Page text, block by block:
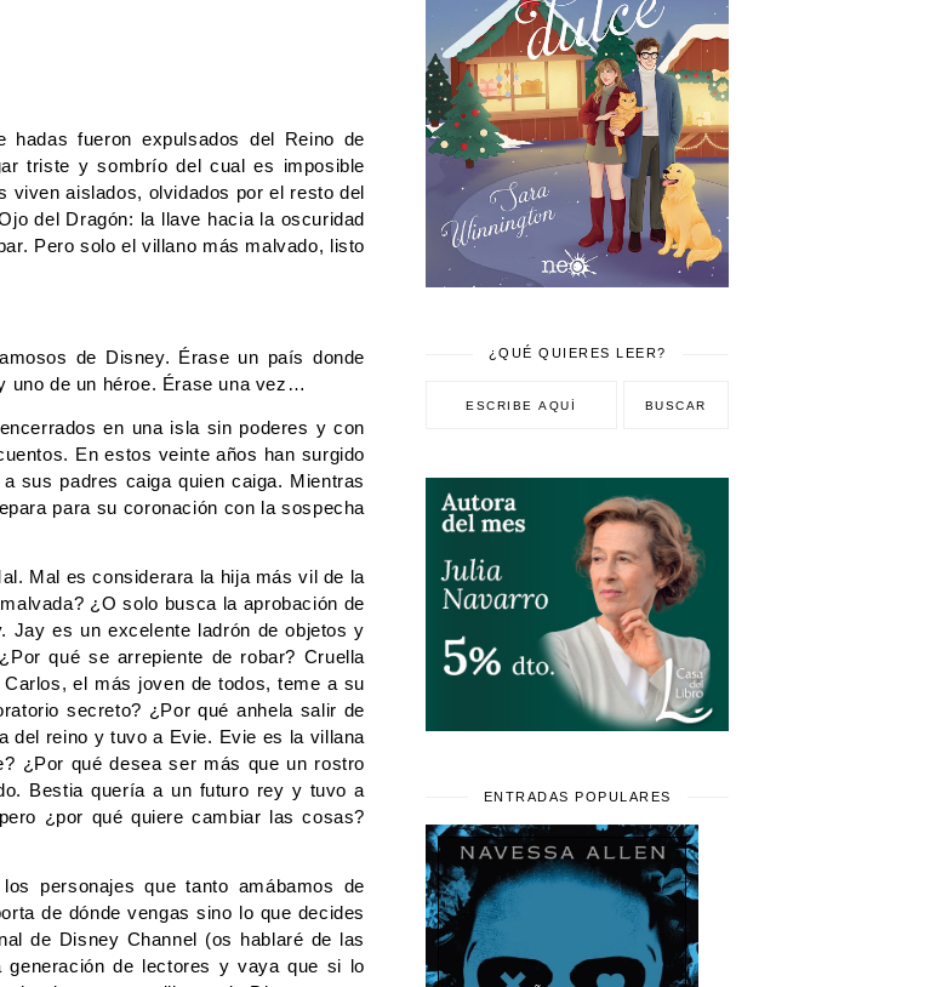
fueron expulsados del Reino de
triste y sombrío del cual es imposible
aislados, olvidados por el resto del
del Dragón: la llave hacia la oscuridad
Pero solo el villano más malvado, listo
de Disney. Érase un país donde
uno de un héroe. Érase una vez…
en una isla sin poderes y con
En estos veinte años han surgido
sus padres caiga quien caiga. Mientras
para su coronación con la sospecha
Mal es considerara la hija más vil de la
¿O solo busca la aprobación de
Jay es un excelente ladrón de objetos y
qué se arrepiente de robar? Cruella
el más joven de todos, teme a su
secreto? ¿Por qué anhela salir de
del reino y tuvo a Evie. Evie es la villana
¿Por qué desea ser más que un rostro
Bestia quería a un futuro rey y tuvo a
¿por qué quiere cambiar las cosas?
personajes que tanto amábamos de
de dónde vengas sino lo que decides
de Disney Channel (os hablaré de las
generación de lectores y vaya que si lo
¿QUÉ QUIERES LEER?
ENTRADAS POPULARES